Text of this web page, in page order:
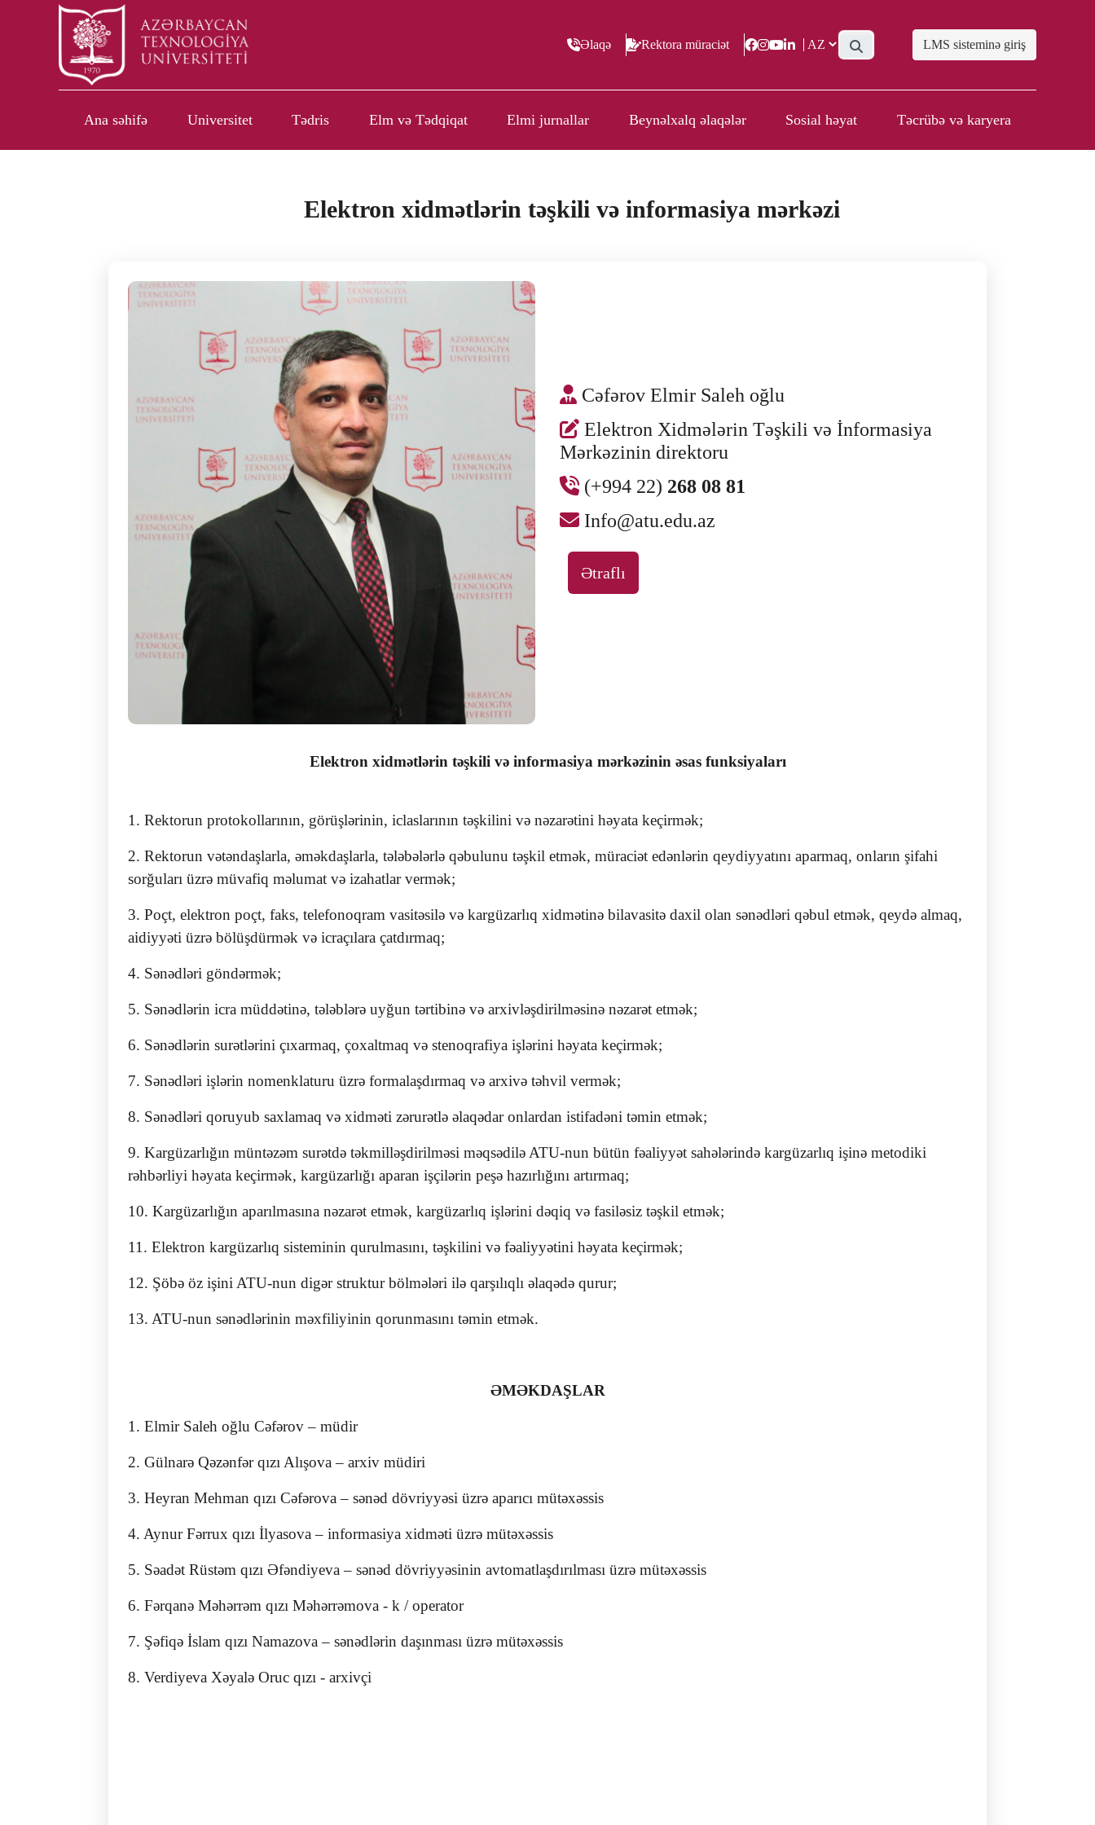
Əlaqə Rektora müraciət LMS sisteminə giriş
Ana səhifə Universitet Tədris Elm və Tədqiqat Elmi jurnallar Beynəlxalq əlaqələr Sosial həyat Təcrübə və karyera
Elektron xidmətlərin təşkili və informasiya mərkəzi
Cəfərov Elmir Saleh oğlu
Elektron Xidmələrin Təşkili və İnformasiya
Mərkəzinin direktoru
(+994 22) 268 08 81
Info@atu.edu.az
Ətraflı
Elektron xidmətlərin təşkili və informasiya mərkəzinin əsas funksiyaları
1. Rektorun protokollarının, görüşlərinin, iclaslarının təşkilini və nəzarətini həyata keçirmək;
2. Rektorun vətəndaşlarla, əməkdaşlarla, tələbələrlə qəbulunu təşkil etmək, müraciət edənlərin qeydiyyatını aparmaq, onların şifahi
sorğuları üzrə müvafiq məlumat və izahatlar vermək;
3. Poçt, elektron poçt, faks, telefonoqram vasitəsilə və kargüzarlıq xidmətinə bilavasitə daxil olan sənədləri qəbul etmək, qeydə almaq,
aidiyyəti üzrə bölüşdürmək və icraçılara çatdırmaq;
4. Sənədləri göndərmək;
5. Sənədlərin icra müddətinə, tələblərə uyğun tərtibinə və arxivləşdirilməsinə nəzarət etmək;
6. Sənədlərin surətlərini çıxarmaq, çoxaltmaq və stenoqrafiya işlərini həyata keçirmək;
7. Sənədləri işlərin nomenklaturu üzrə formalaşdırmaq və arxivə təhvil vermək;
8. Sənədləri qoruyub saxlamaq və xidməti zərurətlə əlaqədar onlardan istifadəni təmin etmək;
9. Kargüzarlığın müntəzəm surətdə təkmilləşdirilməsi məqsədilə ATU-nun bütün fəaliyyət sahələrində kargüzarlıq işinə metodiki
rəhbərliyi həyata keçirmək, kargüzarlığı aparan işçilərin peşə hazırlığını artırmaq;
10. Kargüzarlığın aparılmasına nəzarət etmək, kargüzarlıq işlərini dəqiq və fasiləsiz təşkil etmək;
11. Elektron kargüzarlıq sisteminin qurulmasını, təşkilini və fəaliyyətini həyata keçirmək;
12. Şöbə öz işini ATU-nun digər struktur bölmələri ilə qarşılıqlı əlaqədə qurur;
13. ATU-nun sənədlərinin məxfiliyinin qorunmasını təmin etmək.
ƏMƏKDAŞLAR
1. Elmir Saleh oğlu Cəfərov – müdir
2. Gülnarə Qəzənfər qızı Alışova – arxiv müdiri
3. Heyran Mehman qızı Cəfərova – sənəd dövriyyəsi üzrə aparıcı mütəxəssis
4. Aynur Fərrux qızı İlyasova – informasiya xidməti üzrə mütəxəssis
5. Səadət Rüstəm qızı Əfəndiyeva – sənəd dövriyyəsinin avtomatlaşdırılması üzrə mütəxəssis
6. Fərqanə Məhərrəm qızı Məhərrəmova - k / operator
7. Şəfiqə İslam qızı Namazova – sənədlərin daşınması üzrə mütəxəssis
8. Verdiyeva Xəyalə Oruc qızı - arxivçi